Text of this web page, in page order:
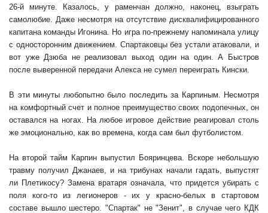
26-й минуте. Казалось, у раменчан должно, наконец, взыграть
самолюбие. Даже несмотря на отсутствие дисквалифицированного
капитана команды Игонина. Но игра по-прежнему напоминала улицу
с односторонним движением. Спартаковцы без устали атаковали, и
вот уже Дзюба не реализовал выход один на один. А Быстров
после выверенной передачи Алекса не сумел переиграть Кински.
В эти минуты любопытно было последить за Карпиным. Несмотря
на комфортный счет и полное преимущество своих подопечных, он
оставался на ногах. На любое игровое действие реагировал столь
же эмоционально, как во времена, когда сам был футболистом.
На второй тайм Карпин выпустил Бояринцева. Вскоре небольшую
травму получил Джанаев, и на трибунах начали гадать, выпустят
ли Плетикосу? Замена вратаря означала, что придется убирать с
поля кого-то из легионеров - их у красно-белых в стартовом
составе вышло шестеро. "Спартак" не "Зенит", в случае чего КДК